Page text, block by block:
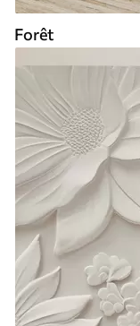
Forêt